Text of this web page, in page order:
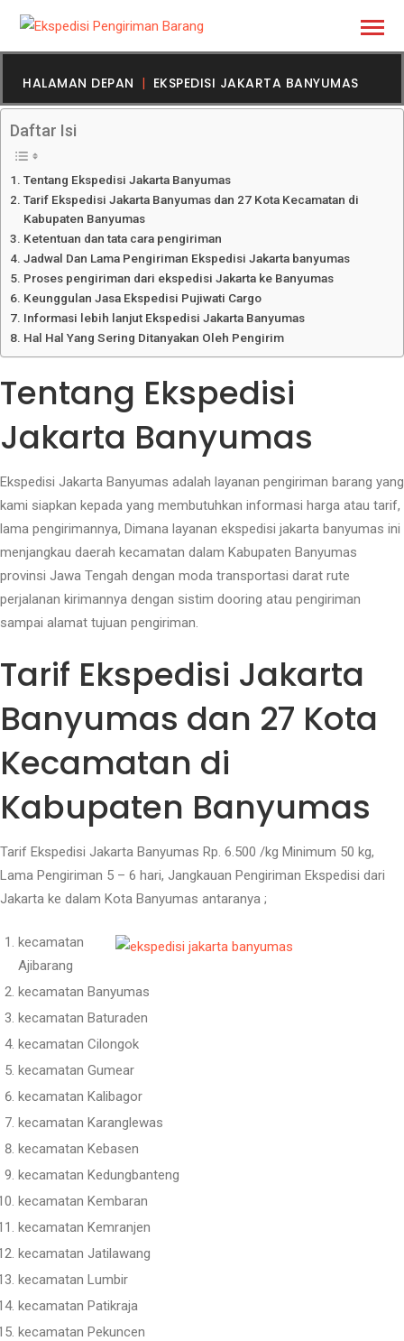
HALAMAN DEPAN EKSPEDISI JAKARTA BANYUMAS
Daftar Isi
Tentang Ekspedisi Jakarta Banyumas
Tarif Ekspedisi Jakarta Banyumas dan 27 Kota Kecamatan di
Kabupaten Banyumas
Ketentuan dan tata cara pengiriman
Jadwal Dan Lama Pengiriman Ekspedisi Jakarta banyumas
Proses pengiriman dari ekspedisi Jakarta ke Banyumas
Keunggulan Jasa Ekspedisi Pujiwati Cargo
Informasi lebih lanjut Ekspedisi Jakarta Banyumas
Hal Hal Yang Sering Ditanyakan Oleh Pengirim
Tentang Ekspedisi
Jakarta Banyumas
Ekspedisi Jakarta Banyumas adalah layanan pengiriman barang yang
kami siapkan kepada yang membutuhkan informasi harga atau tarif,
lama pengirimannya, Dimana layanan ekspedisi jakarta banyumas ini
menjangkau daerah kecamatan dalam Kabupaten Banyumas
provinsi Jawa Tengah dengan moda transportasi darat rute
perjalanan kirimannya dengan sistim dooring atau pengiriman
sampai alamat tujuan pengiriman.
Tarif Ekspedisi Jakarta
Banyumas dan 27 Kota
Kecamatan di
Kabupaten Banyumas
Tarif Ekspedisi Jakarta Banyumas Rp. 6.500 /kg Minimum 50 kg,
Lama Pengiriman 5 – 6 hari, Jangkauan Pengiriman Ekspedisi dari
Jakarta ke dalam Kota Banyumas antaranya ;
kecamatan
Ajibarang
kecamatan Banyumas
kecamatan Baturaden
kecamatan Cilongok
kecamatan Gumear
kecamatan Kalibagor
kecamatan Karanglewas
kecamatan Kebasen
kecamatan Kedungbanteng
kecamatan Kembaran
kecamatan Kemranjen
kecamatan Jatilawang
kecamatan Lumbir
kecamatan Patikraja
kecamatan Pekuncen